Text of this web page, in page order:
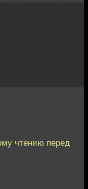
чтению перед